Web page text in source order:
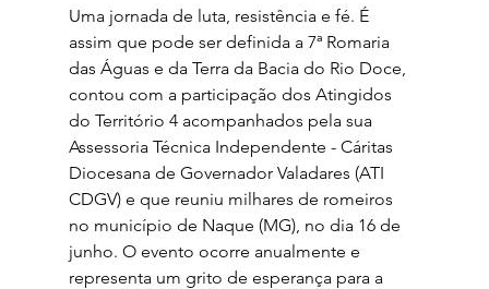
Uma jornada de luta, resistência e fé. É
assim que pode ser definida a 7ª Romaria
das Águas e da Terra da Bacia do Rio Doce,
contou com a participação dos Atingidos
do Território 4 acompanhados pela sua
Assessoria Técnica Independente - Cáritas
Diocesana de Governador Valadares (ATI
CDGV) e que reuniu milhares de romeiros
no município de Naque (MG), no dia 16 de
junho. O evento ocorre anualmente e
representa um grito de esperança para a